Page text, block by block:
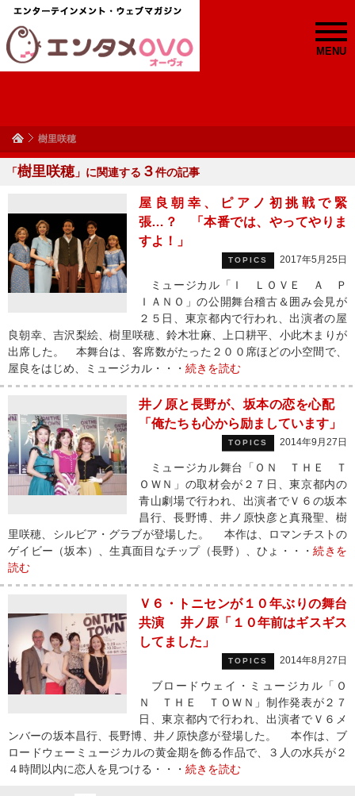
MENU
樹里咲穂
「樹里咲穂 」に関連する ３件の記事
屋良朝幸、ピアノ初挑戦で緊
張…？ 「本番では、やってやりま
すよ！」
TOPICS 2017年5月25日
ミュージカル「Ｉ ＬＯＶＥ Ａ Ｐ
ＩＡＮＯ」の公開舞台稽古＆囲み会見が
２５日、東京都内で行われ、出演者の屋
良朝幸、吉沢梨絵、樹里咲穂、鈴木壮麻、上口耕平、小此木まりが
出席した。 本舞台は、客席数がたった２００席ほどの小空間で、
屋良をはじめ、ミュージカル・・・ 続きを読む
井ノ原と長野が、坂本の恋を心配
「俺たちも心から励ましています」
TOPICS 2014年9月27日
ミュージカル舞台「ＯＮ ＴＨＥ Ｔ
ＯＷＮ」の取材会が２７日、東京都内の
青山劇場で行われ、出演者でＶ６の坂本
昌行、長野博、井ノ原快彦と真飛聖、樹
里咲穂、シルビア・グラブが登場した。 本作は、ロマンチストの
ゲイビー（坂本）、生真面目なチップ（長野）、ひょ・・・続きを
読む
Ｖ６・トニセンが１０年ぶりの舞台
共演 井ノ原「１０年前はギスギス
してました」
TOPICS 2014年8月27日
ブロードウェイ・ミュージカル「Ｏ
Ｎ ＴＨＥ ＴＯＷＮ」制作発表が２７
日、東京都内で行われ、出演者でＶ６メ
ンバーの坂本昌行、長野博、井ノ原快彦が登場した。 本作は、ブ
ロードウェーミュージカルの黄金期を飾る作品で、３人の水兵が２
４時間以内に恋人を見つける・・・ 続きを読む